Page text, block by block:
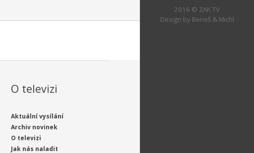
2016 © ZAK TV
Design by Beneš & Michl
O televizi
Aktuální vysílání
Archiv novinek
O televizi
Jak nás naladit